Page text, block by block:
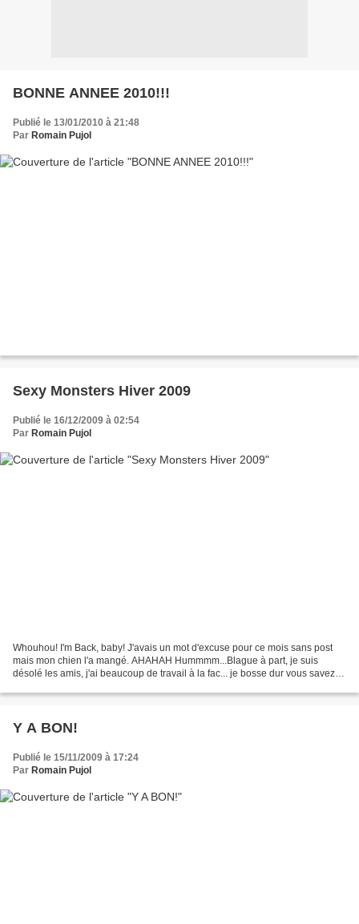
BONNE ANNEE 2010!!!
Publié le 13/01/2010 à 21:48
Par Romain Pujol
Sexy Monsters Hiver 2009
Publié le 16/12/2009 à 02:54
Par Romain Pujol
Whouhou! I'm Back, baby! J'avais un mot d'excuse pour ce mois sans post
mais mon chien l'a mangé. AHAHAH Hummmm...Blague à part, je suis
désolé les amis, j'ai beaucoup de travail à la fac... je bosse dur vous savez?
Y A BON!
Publié le 15/11/2009 à 17:24
Par Romain Pujol